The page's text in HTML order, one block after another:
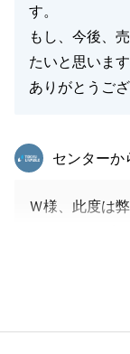
す。
もし、今後、
たいと思います
ありがとうござ
東急リバブ
センターか
Ｗ様、此度は
ご売却活動の
へのご協力誠